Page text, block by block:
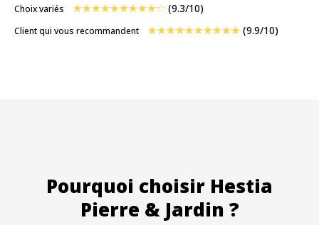
Choix variés ☆☆☆☆☆☆☆☆☆☆ (9.3/10)
Client qui vous recommandent ☆☆☆☆☆☆☆☆☆☆ (9.9/10)
Pourquoi choisir Hestia
Pierre & Jardin ?